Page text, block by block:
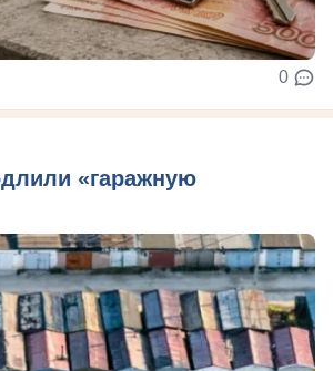
0
«гаражную